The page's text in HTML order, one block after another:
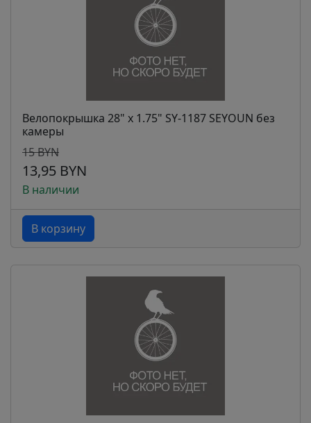
Велопокрышка 28" x 1.75" SY-1187 SEYOUN без
камеры
15 BYN
13,95 BYN
В наличии
В корзину